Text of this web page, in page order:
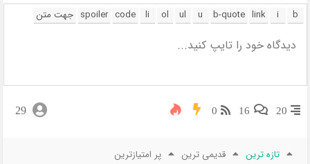
20
16
0
29
تازه ترین قدیمی ترین پر امتیازترین